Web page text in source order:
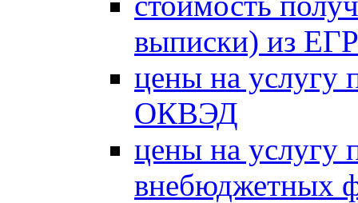
выписки) из
цены на услугу
ОКВЭД
цены на услугу